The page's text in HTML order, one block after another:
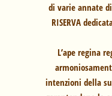
di varie annate di
RISERVA
L’ape regina
intenzioni della